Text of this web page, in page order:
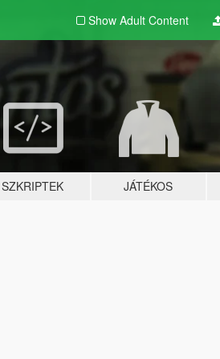
Show Adult Content
SZKRIPTEK JÁTÉKOS